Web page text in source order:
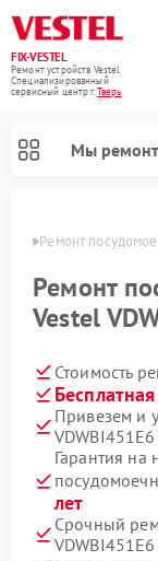
FIX-VESTEL
Ремонт устройств Vestel
Специализированный
cервисный центр г.Тверь
Мы
Ремонт
Ремонт
Vestel
Стоимость
Привезем и
Гарантия
лет
Срочный